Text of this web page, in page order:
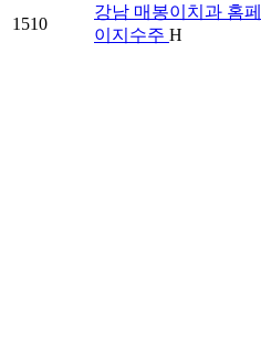
1510
강남 매봉이치과 홈페
이지수주 H